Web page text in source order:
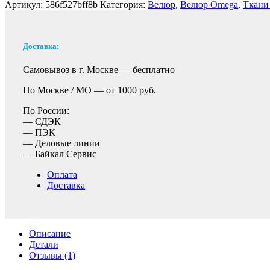
Артикул: 586f527bff8b Категория: Велюр, Велюр Omega, Ткани
Доставка:
Самовывоз в г. Москве — бесплатно
По Москве / МО — от 1000 руб.
По России:
— СДЭК
— ПЭК
— Деловые линии
— Байкал Сервис
Оплата
Доставка
Описание
Детали
Отзывы (1)